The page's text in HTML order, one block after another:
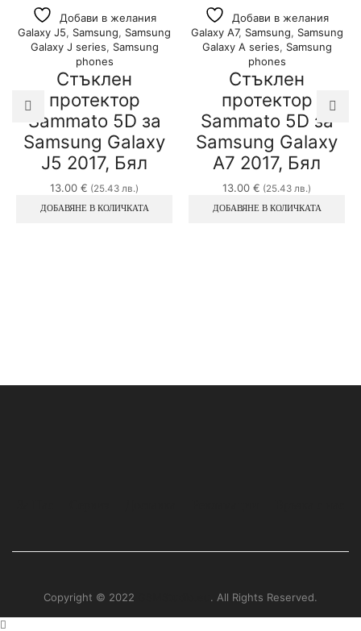
Добави в желания
Galaxy J5, Samsung, Samsung
Galaxy J series, Samsung
phones
Стъклен
протектор
Sammato 5D за
Samsung Galaxy
J5 2017, Бял
13.00 € (25.43 лв.)
ДОБАВЯНЕ В КОЛИЧКАТА
Добави в желания
Galaxy A7, Samsung, Samsung
Galaxy A series, Samsung
phones
Стъклен
протектор
Sammato 5D за
Samsung Galaxy
A7 2017, Бял
13.00 € (25.43 лв.)
ДОБАВЯНЕ В КОЛИЧКАТА
Copyright © 2022 . All Rights Reserved.